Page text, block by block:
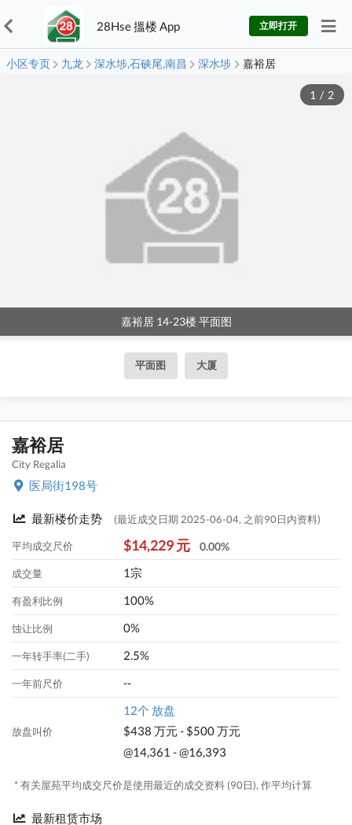
28Hse 搵楼 App 立即打开
小区专页 九龙 深水埗,石硖尾,南昌 深水埗 嘉裕居
嘉裕居 14-23楼 平面图
1 / 2
平面图 大厦
嘉裕居
City Regalia
医局街198号
最新楼价走势 (最近成交日期 2025-06-04, 之前90日内资料)
平均成交尺价 $14,229 元 0.00%
成交量 1宗
有盈利比例 100%
蚀让比例 0%
一年转手率(二手) 2.5%
一年前尺价 --
放盘叫价
12个 放盘
$438 万元 - $500 万元
@14,361 - @16,393
* 有关屋苑平均成交尺价是使用最近的成交资料 (90日), 作平均计算
最新租赁市场